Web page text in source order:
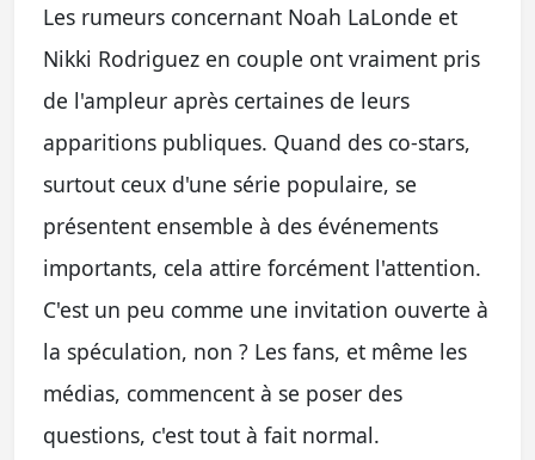
Les rumeurs concernant Noah LaLonde et
Nikki Rodriguez en couple ont vraiment pris
de l'ampleur après certaines de leurs
apparitions publiques. Quand des co-stars,
surtout ceux d'une série populaire, se
présentent ensemble à des événements
importants, cela attire forcément l'attention.
C'est un peu comme une invitation ouverte à
la spéculation, non ? Les fans, et même les
médias, commencent à se poser des
questions, c'est tout à fait normal.